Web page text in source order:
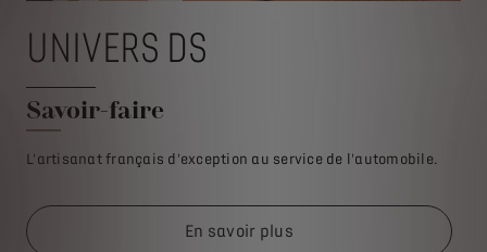
UNIVERS DS
Savoir-faire
L'artisanat français d'exception au service de l'automobile.
En savoir plus